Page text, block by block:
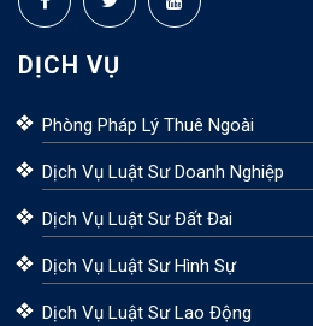
DỊCH VỤ
Phòng Pháp Lý Thuê Ngoài
Dịch Vụ Luật Sư Doanh Nghiệp
Dịch Vụ Luật Sư Đất Đai
Dịch Vụ Luật Sư Hình Sự
Dịch Vụ Luật Sư Lao Động